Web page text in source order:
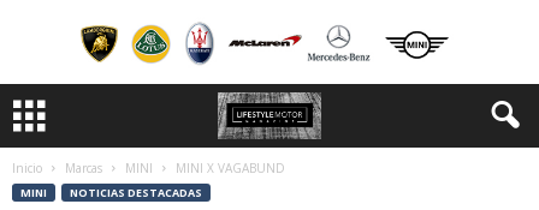
Inicio Marcas MINI MINI X VAGABUND
MINI NOTICIAS DESTACADAS